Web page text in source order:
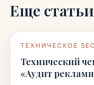
Еще
ТЕХНИЧЕСКОЕ SEO
Технический
«Аудит